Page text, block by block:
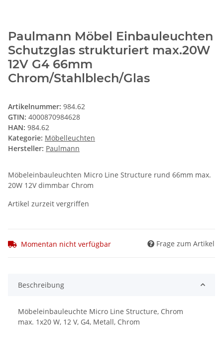
Paulmann Möbel Einbauleuchten
Schutzglas strukturiert max.20W
12V G4 66mm
Chrom/Stahlblech/Glas
Artikelnummer: 984.62
GTIN: 4000870984628
HAN: 984.62
Kategorie: Möbelleuchten
Hersteller: Paulmann
Möbeleinbauleuchten Micro Line Structure rund 66mm max.
20W 12V dimmbar Chrom
Artikel zurzeit vergriffen
Momentan nicht verfügbar Frage zum Artikel
Beschreibung
Möbeleinbauleuchte Micro Line Structure, Chrom
max. 1x20 W, 12 V, G4, Metall, Chrom